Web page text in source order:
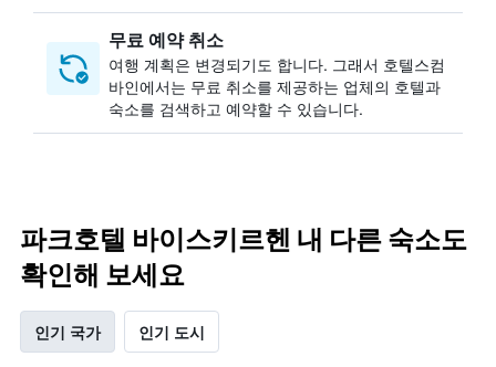
무료 예약 취소
여행 계획은 변경되기도 합니다. ​그래서 호텔스컴
바인에서는 무료 취소를 제공하는 업체의 호텔과
숙소를 검색하고 예약할 수 있습니다.
파크호텔 바이스키르헨 내 다른 숙소도
확인해 보세요
인기 국가 인기 도시